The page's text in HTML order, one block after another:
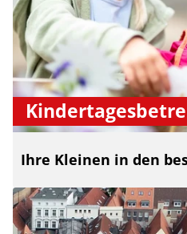
Ihre Kleinen in den